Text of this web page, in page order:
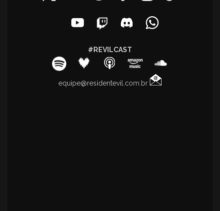
#REVILCAST
equipe@residentevil.com.br